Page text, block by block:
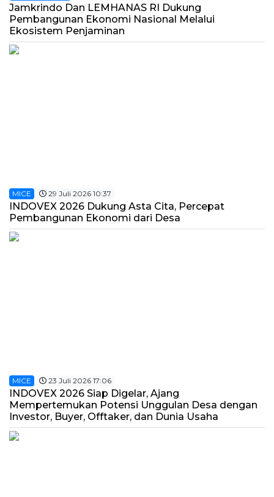
Jamkrindo Dan LEMHANAS RI Dukung
Pembangunan Ekonomi Nasional Melalui
Ekosistem Penjaminan
MICE 29 Juli 2026 10:37
INDOVEX 2026 Dukung Asta Cita, Percepat
Pembangunan Ekonomi dari Desa
MICE 23 Juli 2026 17:06
INDOVEX 2026 Siap Digelar, Ajang
Mempertemukan Potensi Unggulan Desa dengan
Investor, Buyer, Offtaker, dan Dunia Usaha